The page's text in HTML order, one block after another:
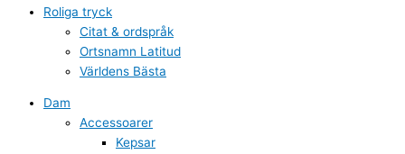
Roliga tryck
Citat & ordspråk
Ortsnamn Latitud
Världens Bästa
Dam
Accessoarer
Kepsar